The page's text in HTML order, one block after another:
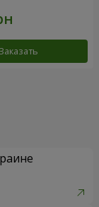
Заказать